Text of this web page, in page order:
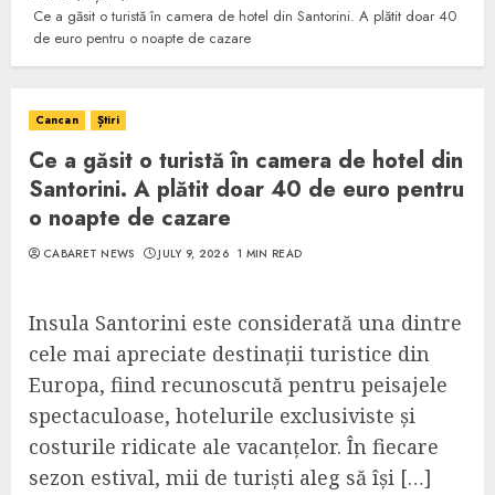
Ce a găsit o turistă în camera de hotel din Santorini. A plătit doar 40
de euro pentru o noapte de cazare
Cancan Știri
Ce a găsit o turistă în camera de hotel din
Santorini. A plătit doar 40 de euro pentru
o noapte de cazare
CABARET NEWS JULY 9, 2026 1 MIN READ
Insula Santorini este considerată una dintre
cele mai apreciate destinații turistice din
Europa, fiind recunoscută pentru peisajele
spectaculoase, hotelurile exclusiviste și
costurile ridicate ale vacanțelor. În fiecare
sezon estival, mii de turiști aleg să își […]